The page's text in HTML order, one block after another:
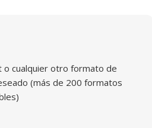
o cualquier otro formato de
(más de 200 formatos